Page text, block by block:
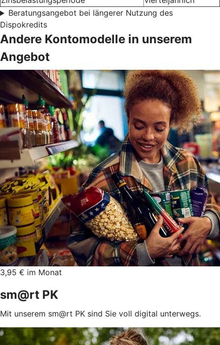
Beratungsangebot bei längerer Nutzung des
Dispokredits
Andere Kontomodelle in unserem
Angebot
3,95 € im Monat
sm@rt PK
Mit unserem sm@rt PK sind Sie voll digital unterwegs.